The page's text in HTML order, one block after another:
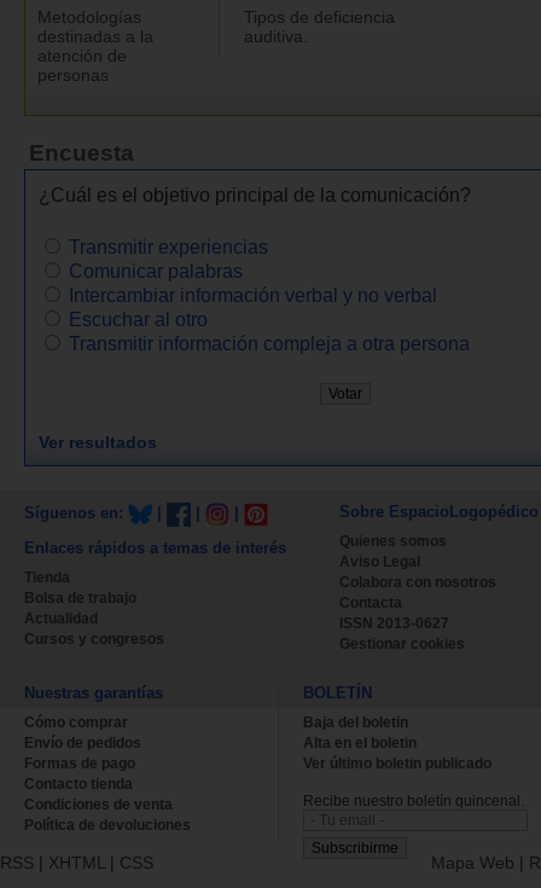
Metodologías
destinadas a la
atención de
personas
Tipos de deficiencia
auditiva.
Encuesta
¿Cuál es el objetivo principal de la comunicación?
Transmitir experiencias
Comunicar palabras
Intercambiar información verbal y no verbal
Escuchar al otro
Transmitir información compleja a otra persona
Ver resultados
Síguenos en:
Enlaces rápidos a temas de interés
Tienda
Bolsa de trabajo
Actualidad
Cursos y congresos
Sobre EspacioLogopédico
Quienes somos
Aviso Legal
Colabora con nosotros
Contacta
ISSN 2013-0627
Gestionar cookies
Nuestras garantías
Cómo comprar
Envío de pedidos
Formas de pago
Contacto tienda
Condiciones de venta
Política de devoluciones
BOLETÍN
Baja del boletin
Alta en el boletin
Ver último boletin publicado
Recibe nuestro boletín quincenal.
RSS | XHTML | CSS Mapa Web |